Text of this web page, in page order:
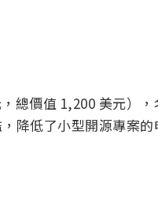
總價值 1,200 美元），
降低了小型開源專案的